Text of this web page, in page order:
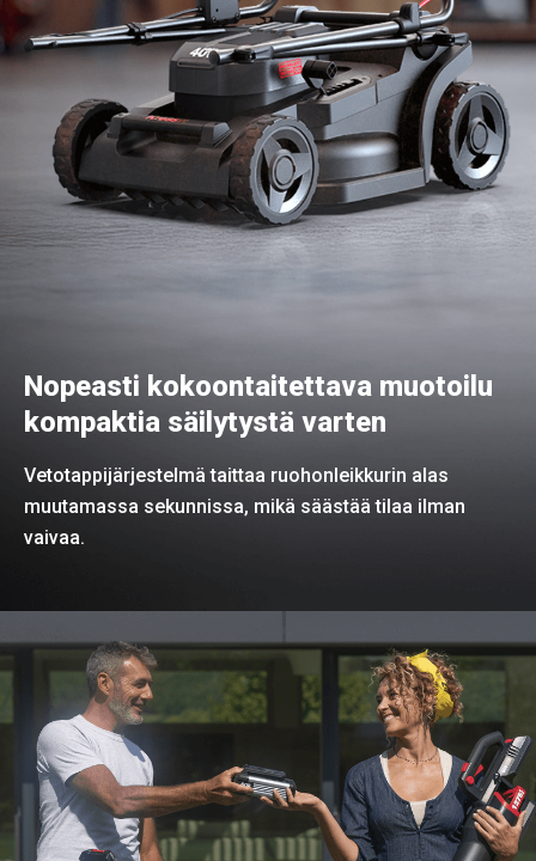
Nopeasti kokoontaitettava muotoilu
kompaktia säilytystä varten
Vetotappijärjestelmä taittaa ruohonleikkurin alas
muutamassa sekunnissa, mikä säästää tilaa ilman
vaivaa.